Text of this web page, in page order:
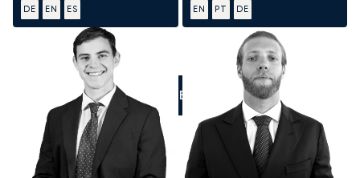
DE EN ES EN PT DE
RUFEN SIE UNS AN